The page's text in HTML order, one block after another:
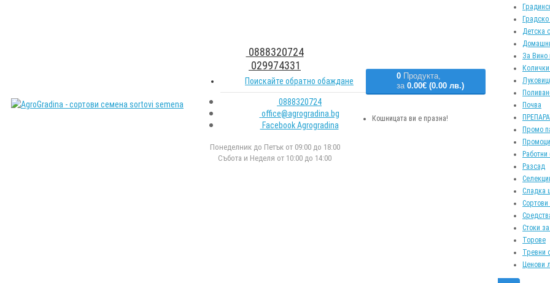
0888320724
029974331
Поискайте обратно обаждане
0888320724
office@agrogradina.bg
Facebook Agrogradina
Понеделник до Петък от 09:00 до 18:00
Събота и Неделя от 10:00 до 14:00
0 Продукта,
за 0.00€ (0.00 лв.)
Кошницата ви е празна!
Детска
За Вино
Почва
Промо
Разсад
Сладка
Стоки
Торове
Тревни
Ценови